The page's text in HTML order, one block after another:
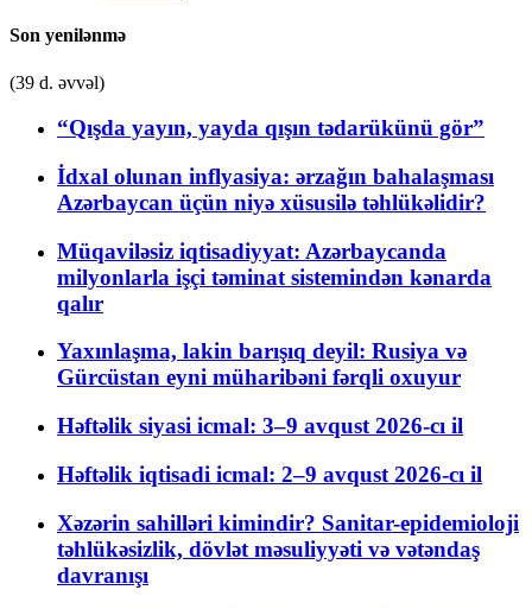
Son yenilənmə
(39 d. əvvəl)
“Qışda yayın, yayda qışın tədarükünü gör”
İdxal olunan inflyasiya: ərzağın bahalaşması
Azərbaycan üçün niyə xüsusilə təhlükəlidir?
Müqaviləsiz iqtisadiyyat: Azərbaycanda
milyonlarla işçi təminat sistemindən kənarda
qalır
Yaxınlaşma, lakin barışıq deyil: Rusiya və
Gürcüstan eyni müharibəni fərqli oxuyur
Həftəlik siyasi icmal: 3–9 avqust 2026-cı il
Həftəlik iqtisadi icmal: 2–9 avqust 2026-cı il
Xəzərin sahilləri kimindir? Sanitar-epidemioloji
təhlükəsizlik, dövlət məsuliyyəti və vətəndaş
davranışı